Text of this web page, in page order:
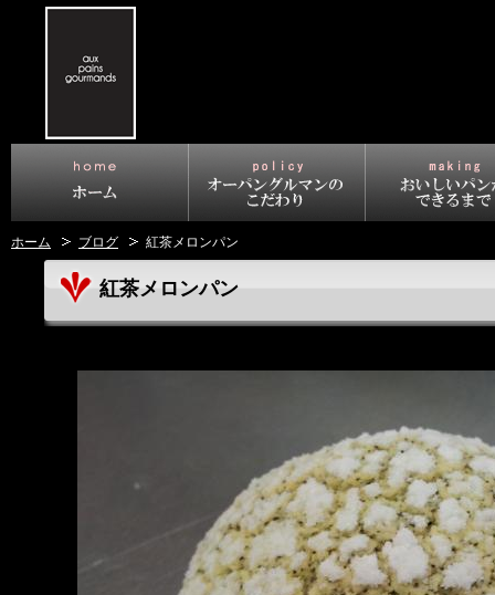
ホーム ブログ 紅茶メロンパン
紅茶メロンパン